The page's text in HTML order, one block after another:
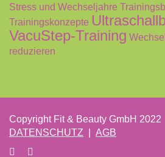
Stress und Wechseljahre
Trainingskonzepte
VacuStep-Training
reduzieren
Copyright Fit & Beauty GmbH 2022
DATENSCHUTZ
AGB